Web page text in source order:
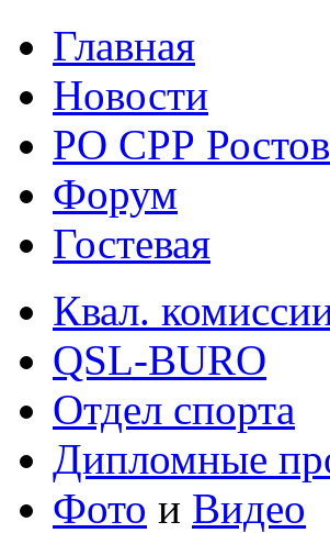
Главная
Новости
РО СРР
Форум
Гостевая
Квал.
QSL-BURO
Отдел спорта
Дипломные
Фото и Видео